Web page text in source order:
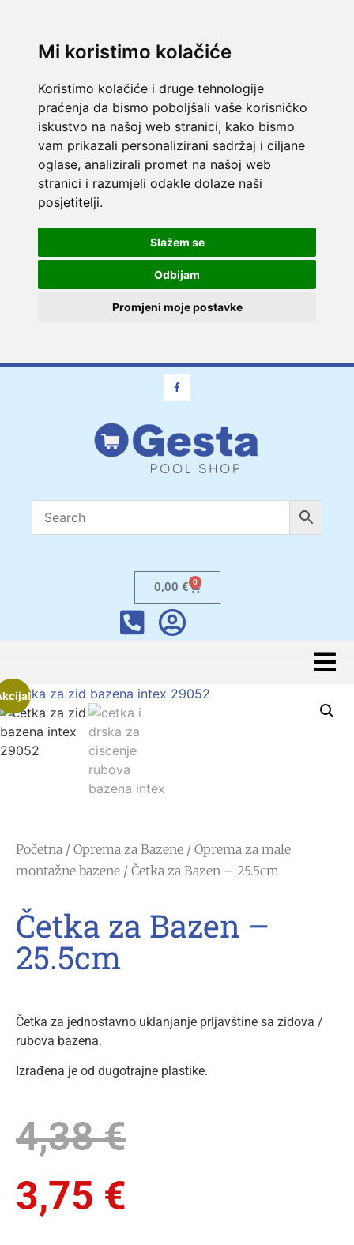
Mi koristimo kolačiće
Koristimo kolačiće i druge tehnologije
praćenja da bismo poboljšali vaše korisničko
iskustvo na našoj web stranici, kako bismo
vam prikazali personalizirani sadržaj i ciljane
oglase, analizirali promet na našoj web
stranici i razumjeli odakle dolaze naši
posjetitelji.
Slažem se
Odbijam
Promjeni moje postavke
0,00 € 0
Početna / Oprema za Bazene / Oprema za male
montažne bazene / Četka za Bazen – 25.5cm
Četka za Bazen –
25.5cm
Četka za jednostavno uklanjanje prljavštine sa zidova /
rubova bazena.
Izrađena je od dugotrajne plastike.
4,38€
3,75 €